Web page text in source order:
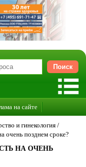
на сайте
и гинекология /
очень позднем сроке?
НА ОЧЕНЬ